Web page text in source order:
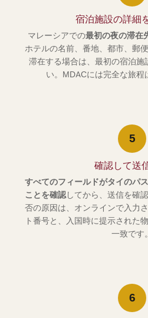
宿泊施設の詳細
マレーシアでの最初の夜の滞在
ホテルの名前、番地、都市、郵
滞在する場合は、最初の宿泊施
い。MDACには完全な旅程
5
確認して送
すべてのフィールドがタイのパ
ことを確認してから、送信を確
否の原因は、オンラインで入力
ト番号と、入国時に提示された
一致です。
6